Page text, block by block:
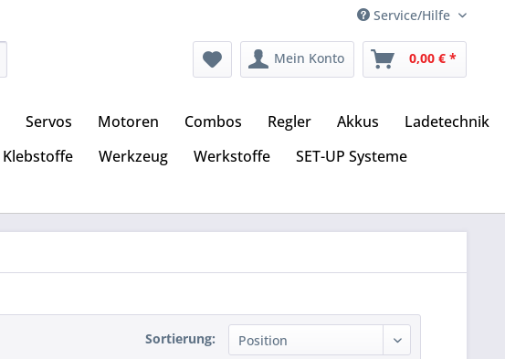
Service/Hilfe
Mein Konto 0,00 € *
Servos Motoren Combos Regler Akkus
Ladetechnik
Klebstoffe Werkzeug Werkstoffe
SET-UP Systeme
Sortierung: